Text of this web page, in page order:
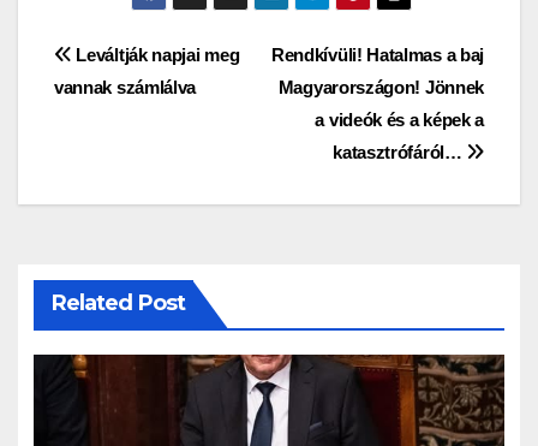
Bejegyzés
Rendkívüli! Hatalmas a baj
Magyarországon! Jönnek
a videók és a képek a
katasztrófáról…
Leváltják napjai meg
vannak számlálva
Related Post